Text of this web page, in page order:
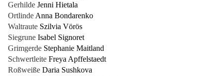
Gerhilde Jenni Hietala
Ortlinde Anna Bondarenko
Waltraute Szilvia Vörös
Siegrune Isabel Signoret
Grimgerde Stephanie Maitland
Schwertleite Freya Apffelstaedt
Roßweiße Daria Sushkova